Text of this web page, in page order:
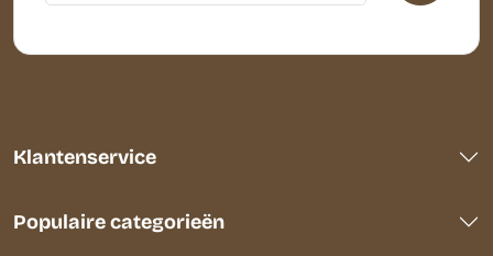
Klantenservice
Populaire categorieën